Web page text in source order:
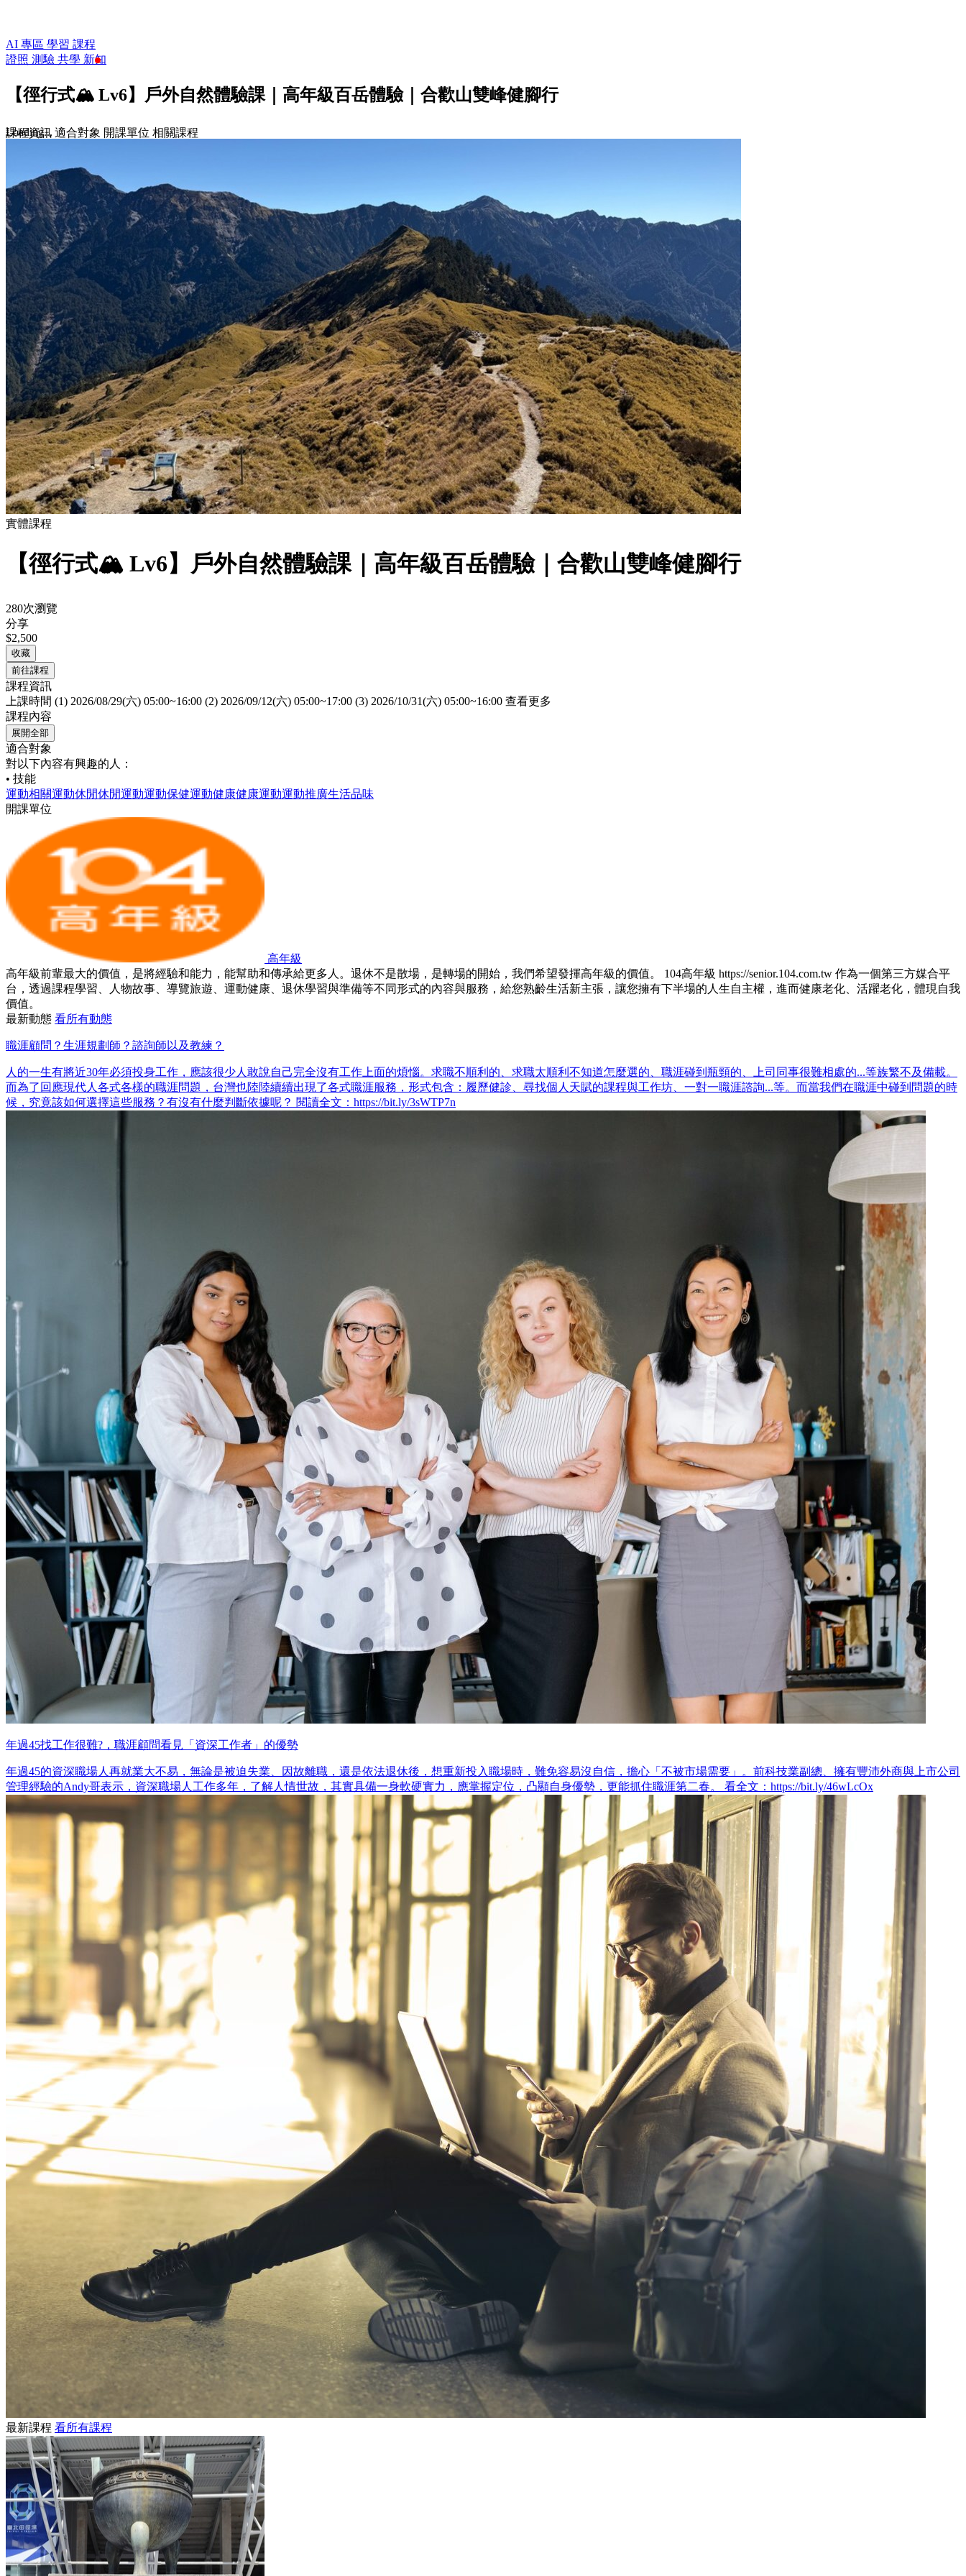
AI 專區 學習 課程
證照 測驗 共學 新知
【徑行式🏔️ Lv6】戶外自然體驗課｜高年級百岳體驗｜合歡山雙峰健腳行
課程資訊 適合對象 開課單位 相關課程
前往課程
Loading...
實體課程
【徑行式🏔️ Lv6】戶外自然體驗課｜高年級百岳體驗｜合歡山雙峰健腳行
280次瀏覽
分享
$2,500
收藏
前往課程
課程資訊
上課時間 (1) 2026/08/29(六) 05:00~16:00 (2) 2026/09/12(六) 05:00~17:00 (3) 2026/10/31(六) 05:00~16:00 查看更多
課程內容
展開全部
適合對象
對以下內容有興趣的人：
• 技能
運動相關運動休閒休閒運動運動保健運動健康健康運動運動推廣生活品味
開課單位
高年級
高年級前輩最大的價值，是將經驗和能力，能幫助和傳承給更多人。退休不是散場，是轉場的開始，我們希望發揮高年級的價值。 104高年級 https://senior.104.com.tw 作為一個第三方媒合平
台，透過課程學習、人物故事、導覽旅遊、運動健康、退休學習與準備等不同形式的內容與服務，給您熟齡生活新主張，讓您擁有下半場的人生自主權，進而健康老化、活躍老化，體現自我
價值。
最新動態 看所有動態
職涯顧問？生涯規劃師？諮詢師以及教練？
人的一生有將近30年必須投身工作，應該很少人敢說自己完全沒有工作上面的煩惱。求職不順利的、求職太順利不知道怎麼選的、職涯碰到瓶頸的、上司同事很難相處的...等族繁不及備載。
而為了回應現代人各式各樣的職涯問題，台灣也陸陸續續出現了各式職涯服務，形式包含：履歷健診、尋找個人天賦的課程與工作坊、一對一職涯諮詢...等。而當我們在職涯中碰到問題的時
候，究竟該如何選擇這些服務？有沒有什麼判斷依據呢？ 閱讀全文：https://bit.ly/3sWTP7n
年過45找工作很難?，職涯顧問看見「資深工作者」的優勢
年過45的資深職場人再就業大不易，無論是被迫失業、因故離職，還是依法退休後，想重新投入職場時，難免容易沒自信，擔心「不被市場需要」。前科技業副總、擁有豐沛外商與上市公司
管理經驗的Andy哥表示，資深職場人工作多年，了解人情世故，其實具備一身軟硬實力，應掌握定位，凸顯自身優勢，更能抓住職涯第二春。 看全文：https://bit.ly/46wLcOx
最新課程 看所有課程